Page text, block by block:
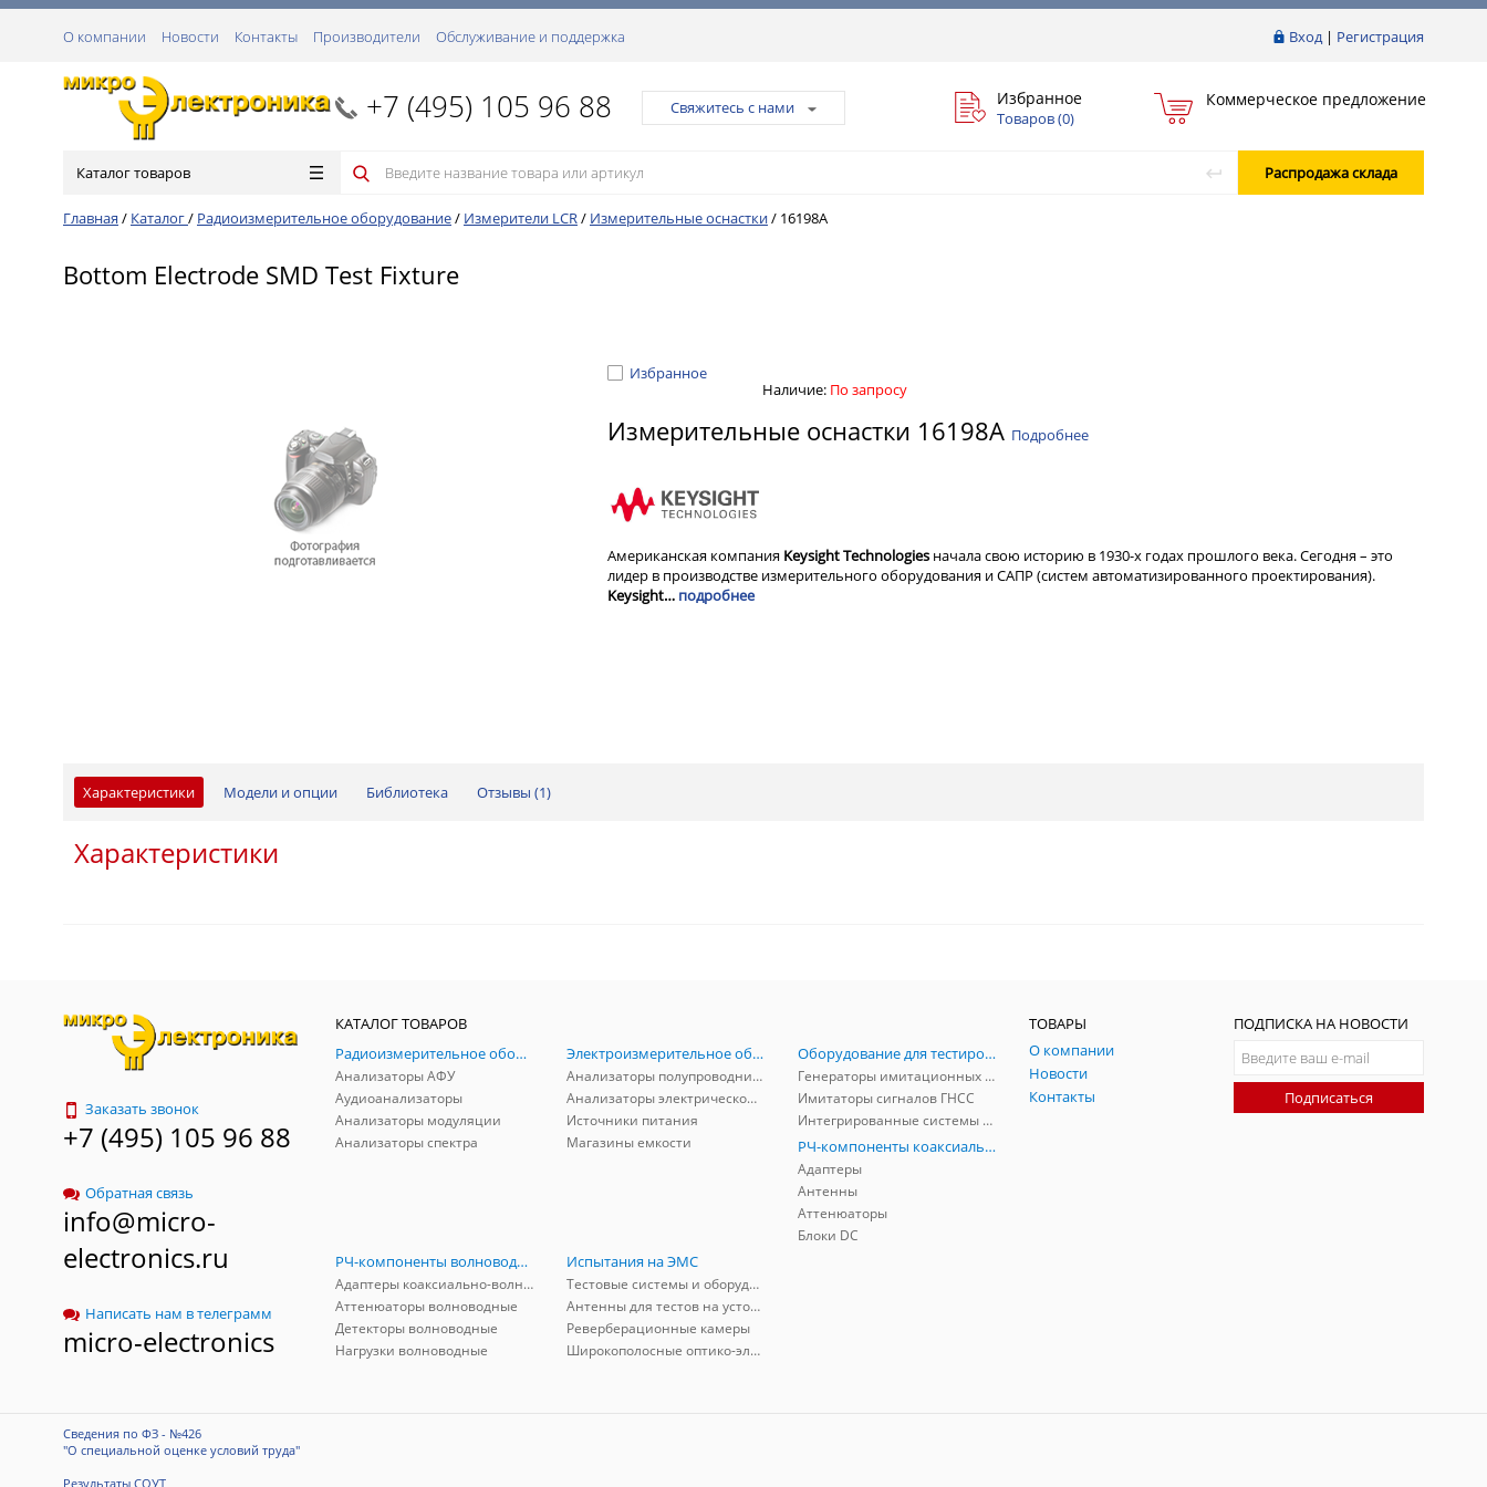
Вход| Регистрация
О компании Новости Контакты Производители Обслуживание и поддержка
+7 (495) 105 96 88 Свяжитесь с нами Избранное
Товаров (0)
Коммерческое предложение
Каталог товаров Распродажа склада
Главная / Каталог/ Радиоизмерительное оборудование/ Измерители LCR/ Измерительные оснастки/ 16198A
Bottom Electrode SMD Test Fixture
Избранное
Наличие: По запросу
Измерительные оснастки 16198A Подробнее
Американская компания Keysight Technologies начала свою историю в 1930-х годах прошлого века. Сегодня – это
лидер в производстве измерительного оборудования и САПР (систем автоматизированного проектирования).
Keysight… подробнее
Характеристики Модели и опции Библиотека Отзывы (1)
Характеристики
Заказать звонок
+7 (495) 105 96 88
Обратная связь
info@micro-
electronics.ru
Написать нам в телеграмм
micro-electronics
КАТАЛОГ ТОВАРОВ
Радиоизмерительное оборудование
Анализаторы АФУ
Аудиоанализаторы
Анализаторы модуляции
Анализаторы спектра
Электроизмерительное оборудование
Анализаторы полупроводников
Анализаторы электрической мощности
Источники питания
Магазины емкости
Оборудование для тестирования и симуляции ГНСС
Генераторы имитационных и заградительных помех
Имитаторы сигналов ГНСС
Интегрированные системы защиты от ГНСС-помех
РЧ-компоненты коаксиальные
Адаптеры
Антенны
Аттенюаторы
Блоки DC
РЧ-компоненты волноводные
Адаптеры коаксиально-волноводные
Аттенюаторы волноводные
Детекторы волноводные
Нагрузки волноводные
Испытания на ЭМС
Тестовые системы и оборудование
Антенны для тестов на устойчивость к ЭМП
Реверберационные камеры
Широкополосные оптико-электрические линии
ТОВАРЫ
О компании
Новости
Контакты
ПОДПИСКА НА НОВОСТИ
Подписаться
Сведения по ФЗ - №426
"О специальной оценке условий труда"
Результаты СОУТ